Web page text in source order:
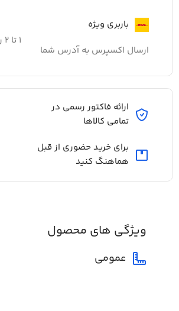
باربری ویژه
ارسال اکسپرس به آدرس شما
۱ تا ۲ روز
ارائه فاکتور رسمی در
تمامی کالاها
برای خرید حضوری از قبل
هماهنگ کنید
ویژگی های محصول
عمومی